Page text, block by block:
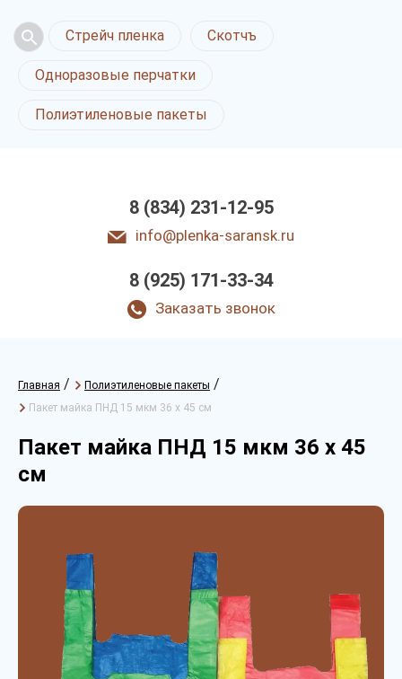
Стрейч пленка Скотчъ
Одноразовые перчатки
Полиэтиленовые пакеты
8 (834) 231-12-95
info@plenka-saransk.ru
8 (925) 171-33-34
Заказать звонок
Главная / Полиэтиленовые пакеты /
Пакет майка ПНД 15 мкм 36 х 45 см
Пакет майка ПНД 15 мкм 36 х 45
см